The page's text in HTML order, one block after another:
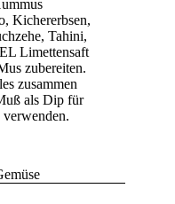
Kichererbsen,
Tahini,
Limettensaft
zubereiten.
zusammen
als Dip für
verwenden.